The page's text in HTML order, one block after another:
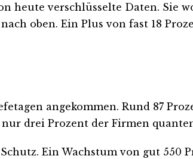
verschlüsselte Daten. Sie
oben. Ein Plus von fast 18
angekommen. Rund 87
drei Prozent der Firmen
Ein Wachstum von gut 550